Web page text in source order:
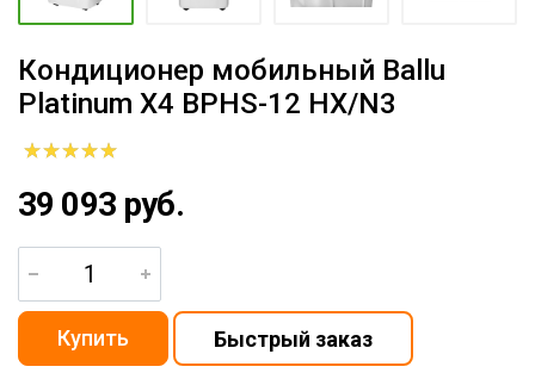
Кондиционер мобильный Ballu
Platinum X4 BPHS-12 HX/N3
39 093 руб.